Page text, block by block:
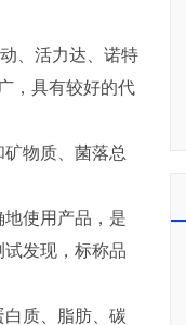
、活力达、诺特
，具有较好的代
物质、菌落总
使用产品，是
发现，标称品
质、脂肪、碳